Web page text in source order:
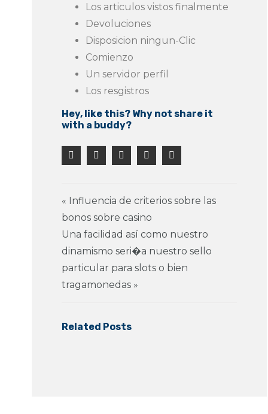
Los articulos vistos finalmente
Devoluciones
Disposicion ningun-Clic
Comienzo
Un servidor perfil
Los resgistros
Hey, like this? Why not share it
with a buddy?
« Influencia de criterios sobre las
bonos sobre casino
Una facilidad así­ como nuestro
dinamismo seri�a nuestro sello
particular para slots o bien
tragamonedas »
Related Posts